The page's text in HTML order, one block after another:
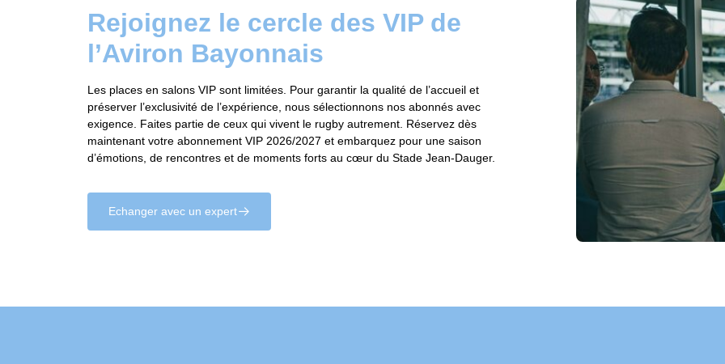
Rejoignez le cercle des VIP de
l’Aviron Bayonnais
Les places en salons VIP sont limitées. Pour garantir la qualité de l’accueil et
préserver l’exclusivité de l’expérience, nous sélectionnons nos abonnés avec
exigence. Faites partie de ceux qui vivent le rugby autrement. Réservez dès
maintenant votre abonnement VIP 2026/2027 et embarquez pour une saison
d’émotions, de rencontres et de moments forts au cœur du Stade Jean-Dauger.
Echanger avec un expert􀄫